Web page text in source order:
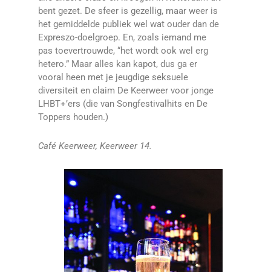
bent gezet. De sfeer is gezellig, maar weer is
het gemiddelde publiek wel wat ouder dan de
Expreszo-doelgroep. En, zoals iemand me
pas toevertrouwde, “het wordt ook wel erg
hetero.” Maar alles kan kapot, dus ga er
vooral heen met je jeugdige seksuele
diversiteit en claim De Keerweer voor jonge
LHBT+’ers (die van Songfestivalhits en De
Toppers houden.)
Café Keerweer, Keerweer 14.